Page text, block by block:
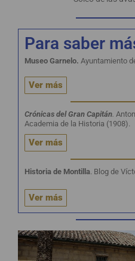
Para saber
Museo Garnelo. Ayuntamiento
Ver más
Crónicas del Gran Capitán
Academia de la Historia (1908).
Ver más
Historia de Montilla . Blog de
Ver más